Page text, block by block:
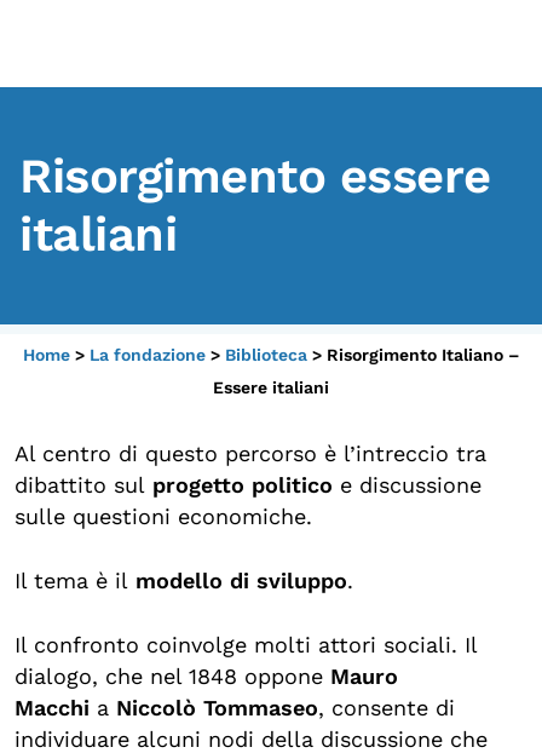
contenuto
Sostieni
App
Sala di Lettura
LA FONDAZIONE
Archivio
Archivi del presente
Biblioteca
I CONTENUTI
Osservatori di ricerca
Risorgimento essere
italiani
Home> La fondazione> Biblioteca> Risorgimento Italiano –
Essere italiani
Al centro di questo percorso è l’intreccio tra
dibattito sul progetto politico e discussione
sulle questioni economiche.
Il tema è il modello di sviluppo.
Il confronto coinvolge molti attori sociali. Il
dialogo, che nel 1848 oppone Mauro
Macchi a Niccolò Tommaseo, consente di
individuare alcuni nodi della discussione che